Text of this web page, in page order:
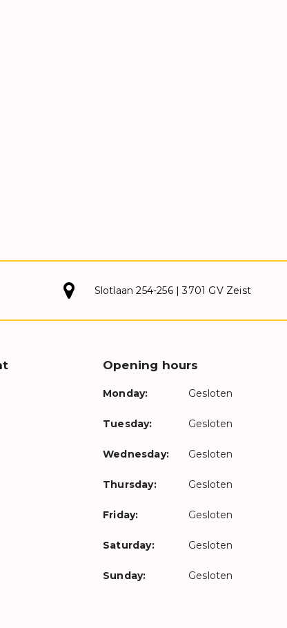
Slotlaan 254-256 | 3701 GV Zeist
Opening hours
Monday: Gesloten
Tuesday: Gesloten
Wednesday: Gesloten
Thursday: Gesloten
Friday: Gesloten
Saturday: Gesloten
Sunday: Gesloten